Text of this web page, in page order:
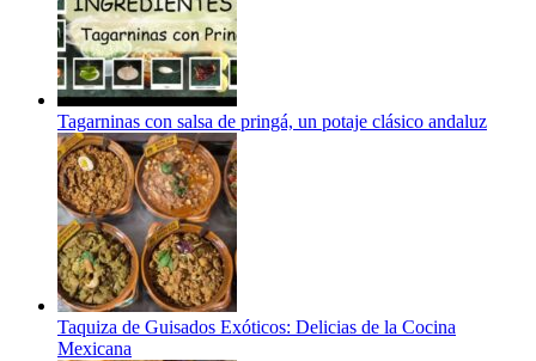
Tagarninas con salsa de pringá, un potaje clásico andaluz
Taquiza de Guisados Exóticos: Delicias de la Cocina
Mexicana